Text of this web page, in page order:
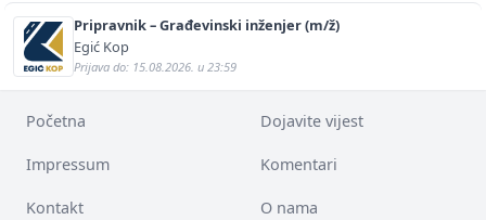
Pripravnik – Građevinski inženjer (m/ž)
Egić Kop
Prijava do: 15.08.2026. u 23:59
Početna Dojavite vijest
Impressum Komentari
Kontakt O nama